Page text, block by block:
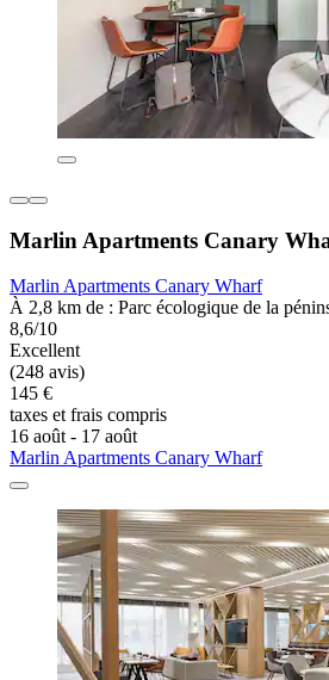
Marlin Apartments Canary
Marlin Apartments Canary Wharf
À 2,8 km de : Parc écologique de la
8,6/10
Excellent
(248 avis)
145 €
taxes et frais compris
16 août - 17 août
Marlin Apartments Canary Wharf